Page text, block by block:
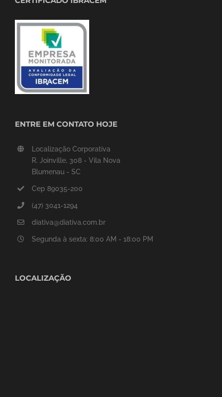
ENTRE EM CONTATO HOJE
Localização Corporativa
R. Joinville, 308 - Vila Nova
Blumenau - SC
Cep 89035-200
(47) 3041-1294
diativa@diativa.com.br
Segunda à sexta: 8:00 AM - 18:00 PM
LOCALIZAÇÃO